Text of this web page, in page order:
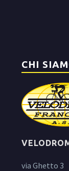
CHI
via Ghetto 3